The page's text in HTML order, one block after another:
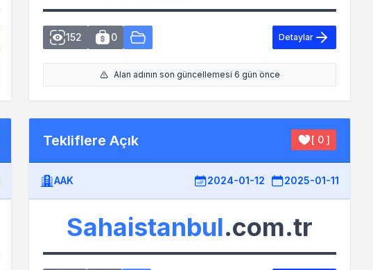
152 0 Detaylar
Alan adının son güncellemesi 6 gün önce
Tekliflere Açık [ 0 ]
AAK 2024-01-12 2025-01-11
Sahaistanbul.com.tr